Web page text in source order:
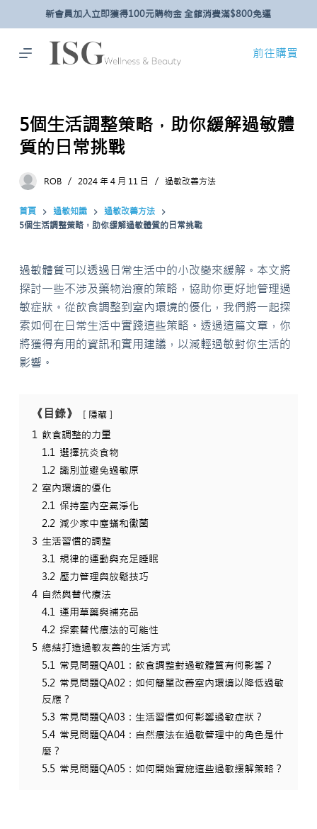
主
新會員加入立即獲得100元購物金 全館消費滿$800免運
前往購買
5個生活調整策略，助你緩解過敏體
質的日常挑戰
ROB 2024 年 4 月 11 日 過敏改善方法
首頁 過敏知識
過敏改善方法
5個生活調整策略，助你緩解過敏體質的日常挑戰
過敏體質可以透過日常生活中的小改變來緩解。本文將
探討一些不涉及藥物治療的策略，協助你更好地管理過
敏症狀。從飲食調整到室內環境的優化，我們將一起探
索如何在日常生活中實踐這些策略。透過這篇文章，你
將獲得有用的資訊和實用建議，以減輕過敏對你生活的
影響。
《目錄》 隱藏
1 飲食調整的力量
1.1 選擇抗炎食物
1.2 識別並避免過敏原
2 室內環境的優化
2.1 保持室內空氣淨化
2.2 減少家中塵蟎和黴菌
3 生活習慣的調整
3.1 規律的運動與充足睡眠
3.2 壓力管理與放鬆技巧
4 自然與替代療法
4.1 運用草藥與補充品
4.2 探索替代療法的可能性
5 總結打造過敏友善的生活方式
5.1 常見問題QA01：飲食調整對過敏體質有何影響？
5.2 常見問題QA02：如何簡單改善室內環境以降低過敏
反應？
5.3 常見問題QA03：生活習慣如何影響過敏症狀？
5.4 常見問題QA04：自然療法在過敏管理中的角色是什
麼？
5.5 常見問題QA05：如何開始實施這些過敏緩解策略？